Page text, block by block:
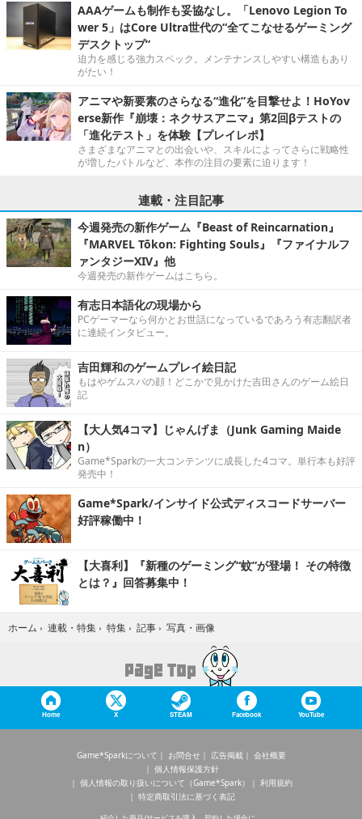
AAAゲームも制作も妥協なし。「Lenovo Legion To
wer 5」はCore Ultra世代の“全てこなせるゲーミング
デスクトップ”
迫力を感じる強力スペック。メンテナンスしやすい構造もあり
がたい！
アニマや新要素のさらなる“進化”を目撃せよ！HoYov
erse新作『崩壊：ネクサスアニマ』第2回βテストの
「進化テスト」を体験【プレイレポ】
さまざまなアニマとの出会いや、スキルによってさらに戦略性
が増したバトルなど、本作の注目の要素に迫ります！
連載・注目記事
今週発売の新作ゲーム『Beast of Reincarnation』
『MARVEL Tōkon: Fighting Souls』『ファイナルフ
ァンタジーXIV』他
今週発売の新作ゲームはこちら。
有志日本語化の現場から
PCゲーマーなら何かとお世話になっているであろう有志翻訳者
に連続インタビュー。
吉田輝和のゲームプレイ絵日記
もはやゲムスパの顔！どこかで見かけた吉田さんのゲーム絵日
記
【大人気4コマ】じゃんげま（Junk Gaming Maide
n）
Game*Sparkの一大コンテンツに成長した4コマ。単行本も好評
発売中！
Game*Spark/インサイド公式ディスコードサーバー
好評稼働中！
【大喜利】『新種のゲーミング“蚊”が登場！ その特徴
とは？』回答募集中！
ホーム › 連載・特集 › 特集 › 記事 › 写真・画像
Home X STEAM Facebook YouTube
Game*Sparkについて お問合せ 広告掲載
会社概要
個人情報保護方針
個人情報の取り扱いについて（Game*Spark）
利用規約
特定商取引法に基づく表記